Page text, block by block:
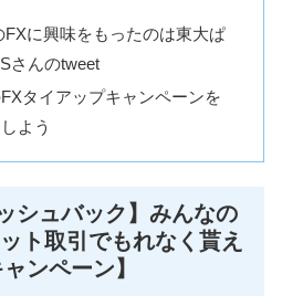
に興味をもったのは東大ぱ
さんのtweet
タイアップキャンペーンを
よう
シュバック】みんなの
ト取引でもれなく貰え
ンペーン】